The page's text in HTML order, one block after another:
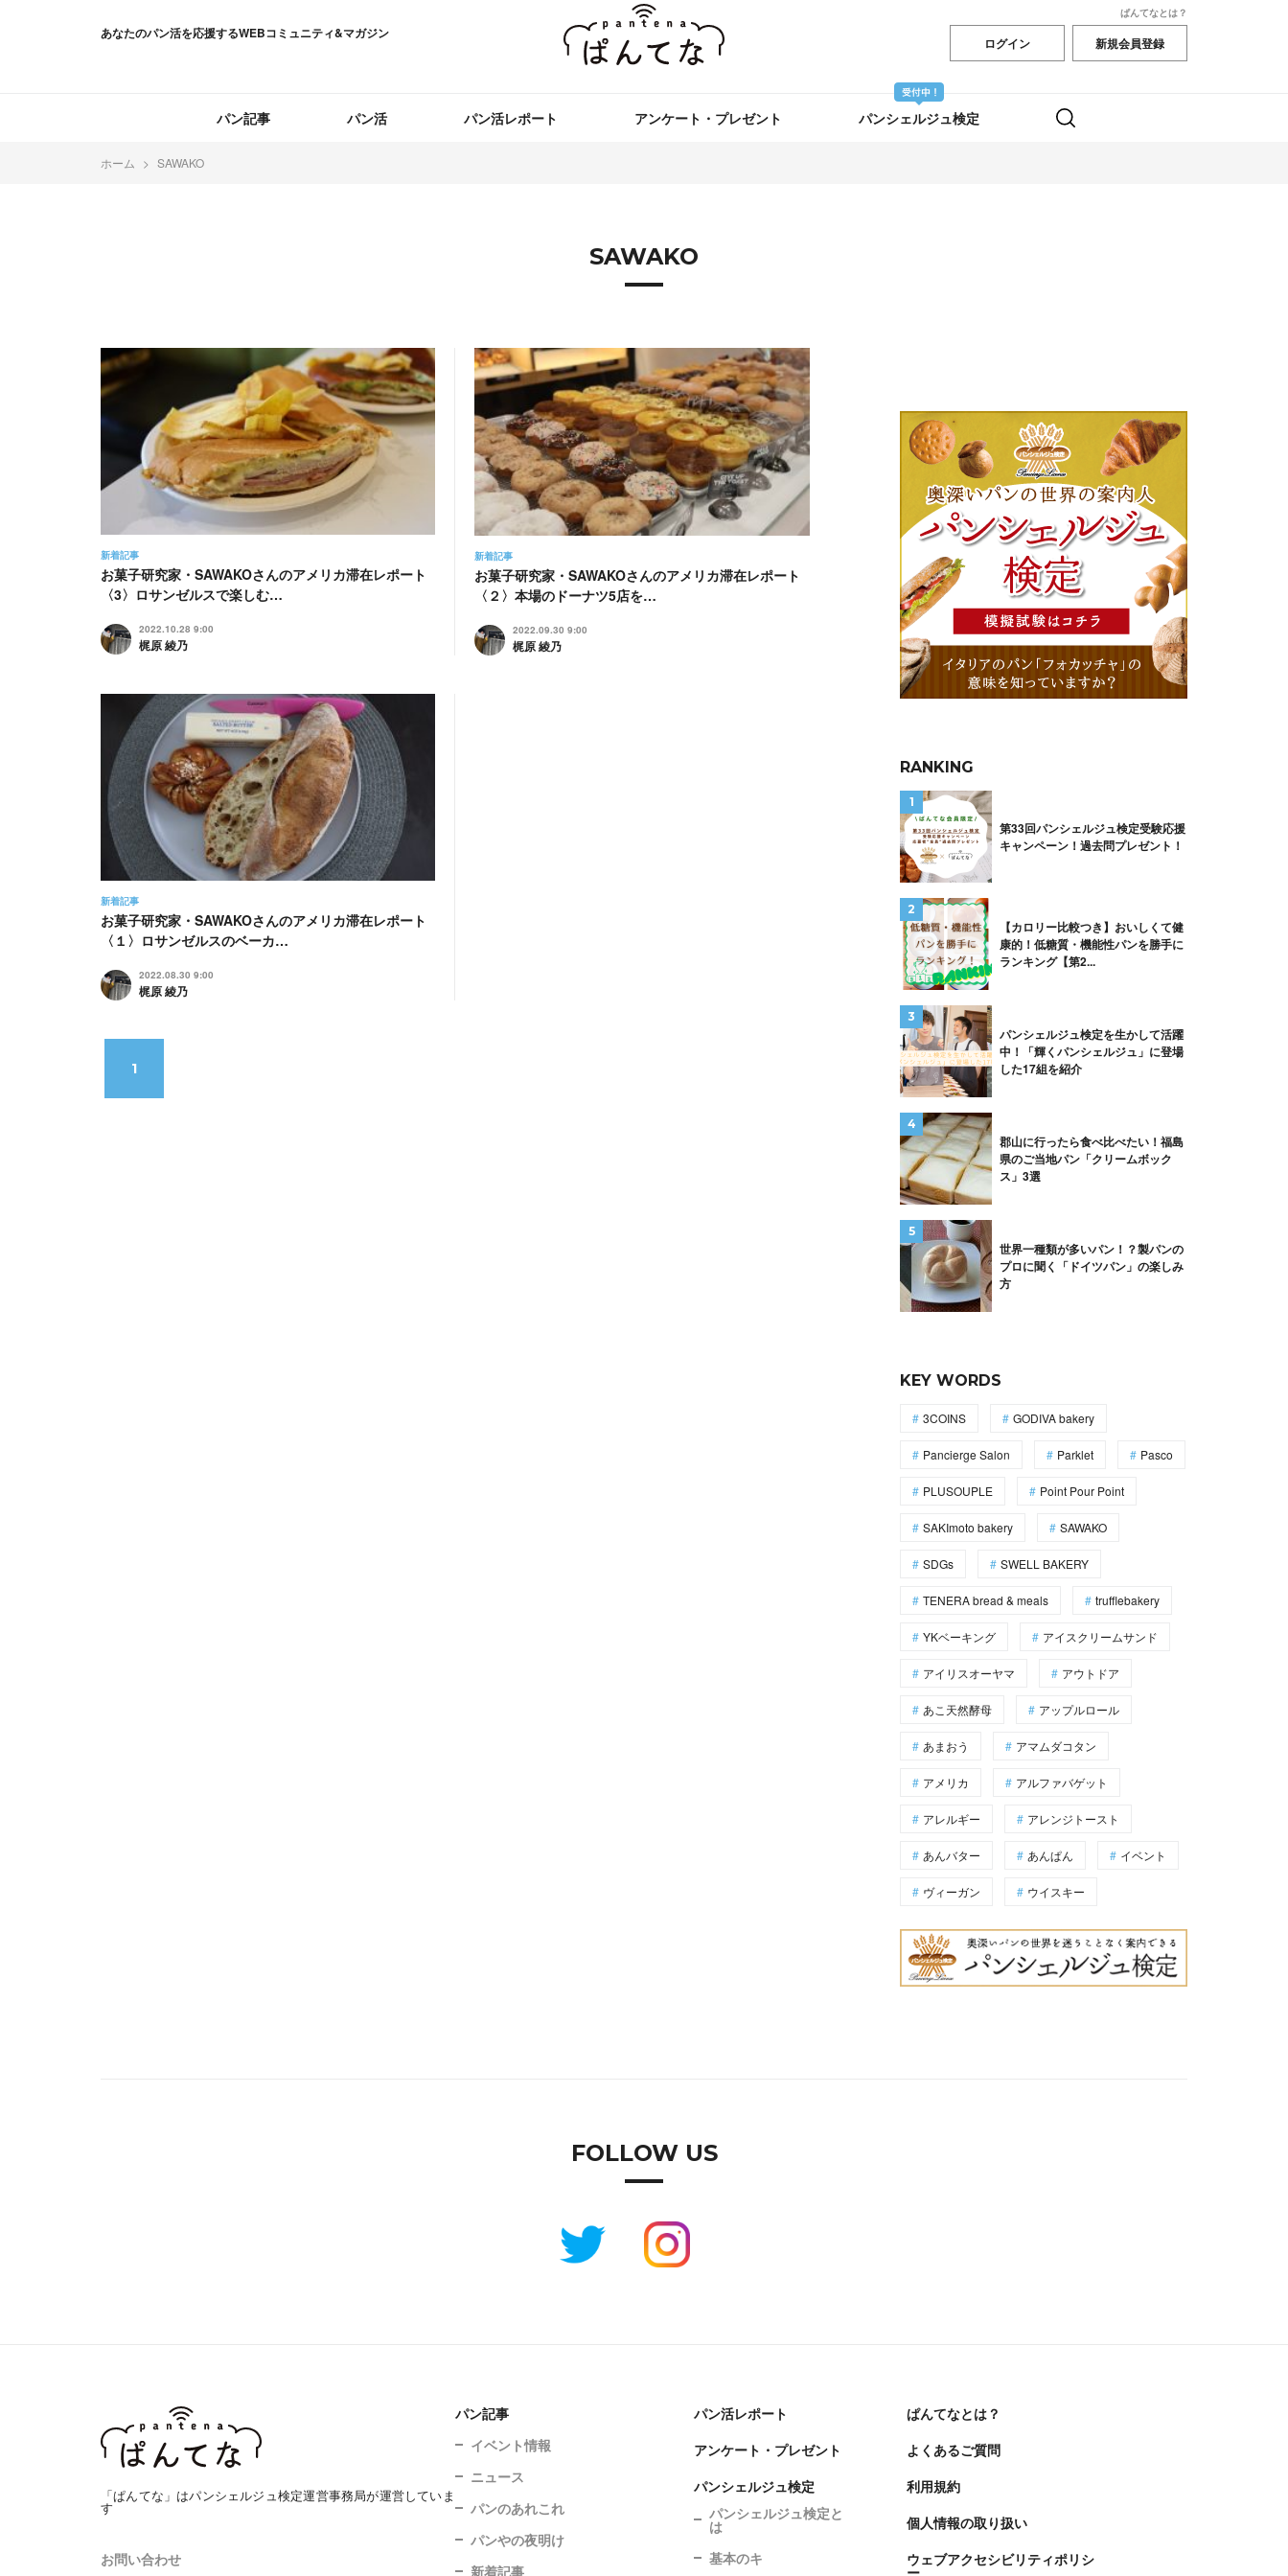
あなたのパン活を応援するWEBコミュニティ&マガジン
ぱんてなとは？
ログイン 新規会員登録
パン記事 パン活 パン活レポート アンケート・プレゼント パンシェルジュ検定
ホーム SAWAKO
SAWAKO
新着記事
お菓子研究家・SAWAKOさんのアメリカ滞在レポート
〈3〉ロサンゼルスで楽しむ…
2022.10.28 9:00
梶原 綾乃
新着記事
お菓子研究家・SAWAKOさんのアメリカ滞在レポート
〈２〉本場のドーナツ5店を…
2022.09.30 9:00
梶原 綾乃
新着記事
お菓子研究家・SAWAKOさんのアメリカ滞在レポート
〈１〉ロサンゼルスのベーカ…
2022.08.30 9:00
梶原 綾乃
1
RANKING
第33回パンシェルジュ検定受験応援
キャンペーン！過去問プレゼント！
【カロリー比較つき】おいしくて健
康的！低糖質・機能性パンを勝手に
ランキング【第2...
パンシェルジュ検定を生かして活躍
中！「輝くパンシェルジュ」に登場
した17組を紹介
郡山に行ったら食べ比べたい！福島
県のご当地パン「クリームボック
ス」3選
世界一種類が多いパン！？製パンの
プロに聞く「ドイツパン」の楽しみ
方
KEY WORDS
3COINS GODIVA bakery
Pancierge Salon Parklet Pasco
PLUSOUPLE Point Pour Point
SAKImoto bakery SAWAKO
SDGs SWELL BAKERY
TENERA bread & meals trufflebakery
YKベーキング アイスクリームサンド
アイリスオーヤマ アウトドア
あこ天然酵母 アップルロール
あまおう アマムダコタン
アメリカ アルファバゲット
アレルギー アレンジトースト
あんバター あんぱん イベント
ヴィーガン ウイスキー
FOLLOW US
「ぱんてな」はパンシェルジュ検定運営事務局が運営していま
す
お問い合わせ
パン記事
イベント情報
ニュース
パンのあれこれ
パンやの夜明け
新着記事
パン活レポート
アンケート・プレゼント
パンシェルジュ検定
パンシェルジュ検定と
は
基本のキ
ぱんてなとは？
よくあるご質問
利用規約
個人情報の取り扱い
ウェブアクセシビリティポリシ
ー